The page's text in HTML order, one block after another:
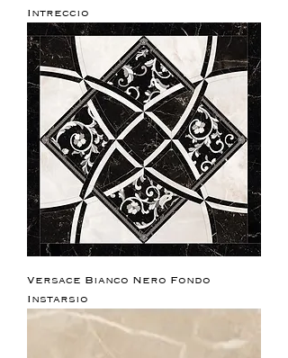
Intreccio
Versace Bianco Nero Fondo
Instarsio